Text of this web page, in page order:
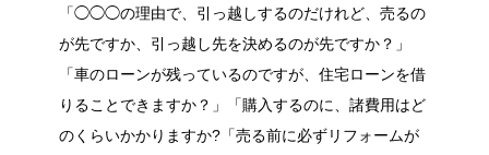
「◯◯◯の理由で、引っ越しするのだけれど、売るの
が先ですか、引っ越し先を決めるのが先ですか？」
「車のローンが残っているのですが、住宅ローンを借
りることできますか？」「購入するのに、諸費用はど
のくらいかかりますか?「売る前に必ずリフォームが